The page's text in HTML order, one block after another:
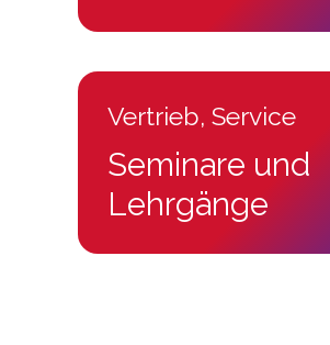
Vertrieb, Service
:
Seminare und
Lehrgänge